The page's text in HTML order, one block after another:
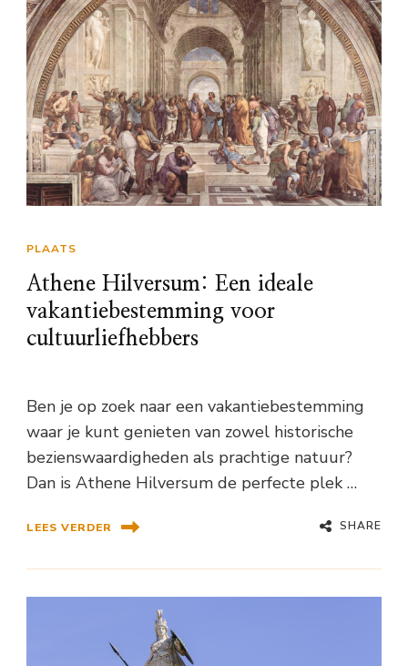
PLAATS
Athene Hilversum: Een ideale
vakantiebestemming voor
cultuurliefhebbers
Ben je op zoek naar een vakantiebestemming
waar je kunt genieten van zowel historische
bezienswaardigheden als prachtige natuur?
Dan is Athene Hilversum de perfecte plek …
LEES VERDER SHARE